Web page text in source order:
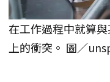
在工作過程中就算
上的衝突。 圖／